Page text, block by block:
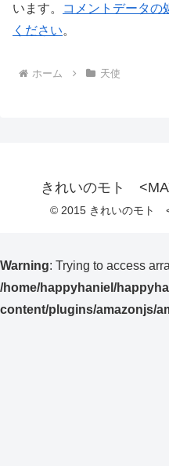
います。
コメントデータの
ください。
ホーム 天使
きれいのモト
© 2015 きれいのモト
Warning: Trying to access
/home/happyhaniel/
content/plugins/amazonjs/